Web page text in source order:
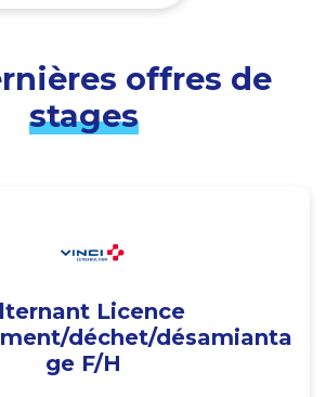
offres de
stages
Licence
déchet/désamianta
ge F/H